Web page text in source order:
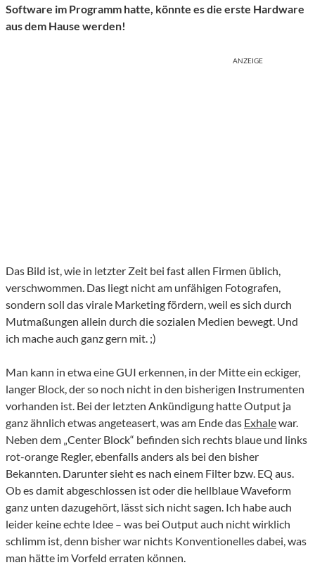
Software im Programm hatte, könnte es die erste Hardware
aus dem Hause werden!
ANZEIGE
Das Bild ist, wie in letzter Zeit bei fast allen Firmen üblich,
verschwommen. Das liegt nicht am unfähigen Fotografen,
sondern soll das virale Marketing fördern, weil es sich durch
Mutmaßungen allein durch die sozialen Medien bewegt. Und
ich mache auch ganz gern mit. ;)
Man kann in etwa eine GUI erkennen, in der Mitte ein eckiger,
langer Block, der so noch nicht in den bisherigen Instrumenten
vorhanden ist. Bei der letzten Ankündigung hatte Output ja
ganz ähnlich etwas angeteasert, was am Ende das Exhalewar.
Neben dem „Center Block“ befinden sich rechts blaue und links
rot-orange Regler, ebenfalls anders als bei den bisher
Bekannten. Darunter sieht es nach einem Filter bzw. EQ aus.
Ob es damit abgeschlossen ist oder die hellblaue Waveform
ganz unten dazugehört, lässt sich nicht sagen. Ich habe auch
leider keine echte Idee – was bei Output auch nicht wirklich
schlimm ist, denn bisher war nichts Konventionelles dabei, was
man hätte im Vorfeld erraten können.